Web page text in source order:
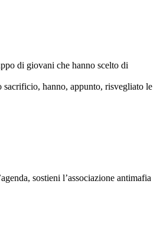
di giovani che hanno scelto di
hanno, appunto, risvegliato le
sostieni l’associazione antimafia